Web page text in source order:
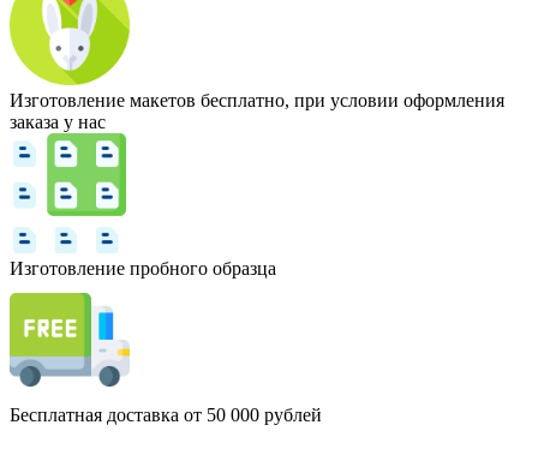
Изготовление макетов бесплатно, при условии оформления
заказа у нас
Изготовление пробного образца
Бесплатная доставка от 50 000 рублей